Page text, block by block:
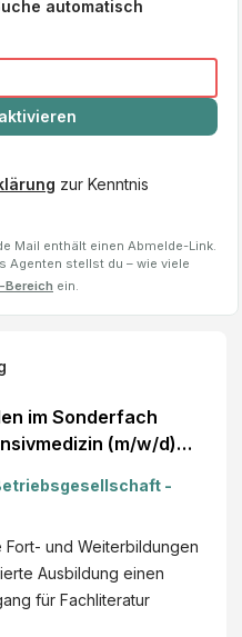
automatisch
zur Kenntnis
Mail enthält einen Abmelde-Link.
Agenten stellst du – wie viele
Bereich ein.
im Sonderfach
(m/w/d)
-
und Weiterbildungen
Ausbildung einen
für Fachliteratur